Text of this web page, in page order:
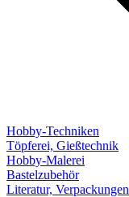
Hobby-Techniken
Töpferei, Gießtechnik
Hobby-Malerei
Bastelzubehör
Literatur, Verpackungen